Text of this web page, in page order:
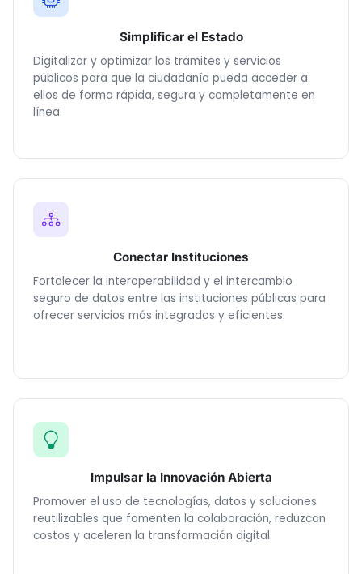
Simplificar el Estado
Digitalizar y optimizar los trámites y servicios
públicos para que la ciudadanía pueda acceder a
ellos de forma rápida, segura y completamente en
línea.
Conectar Instituciones
Fortalecer la interoperabilidad y el intercambio
seguro de datos entre las instituciones públicas para
ofrecer servicios más integrados y eficientes.
Impulsar la Innovación Abierta
Promover el uso de tecnologías, datos y soluciones
reutilizables que fomenten la colaboración, reduzcan
costos y aceleren la transformación digital.